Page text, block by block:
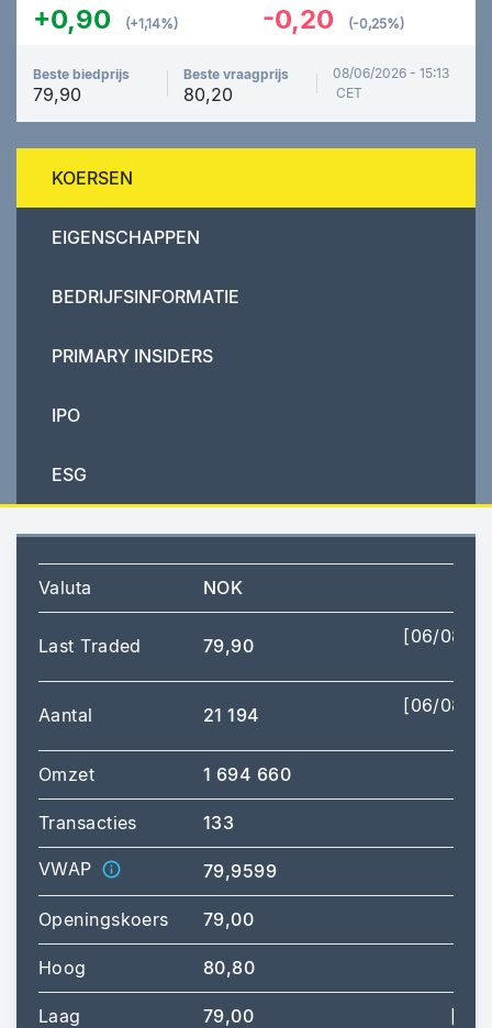
+0,90 (+1,14%) -0,20 (-0,25%)
Beste biedprijs
79,90
Beste vraagprijs
80,20
08/06/2026 - 15:13
CET
KOERSEN
EIGENSCHAPPEN
BEDRIJFSINFORMATIE
PRIMARY INSIDERS
IPO
ESG
Valuta NOK
Last Traded 79,90
[06/08/
Aantal 21 194
[06/08/
Omzet 1 694 660
Transacties 133
VWAP 79,9599
Openingskoers 79,00
Hoog 80,80
Laag 79,00